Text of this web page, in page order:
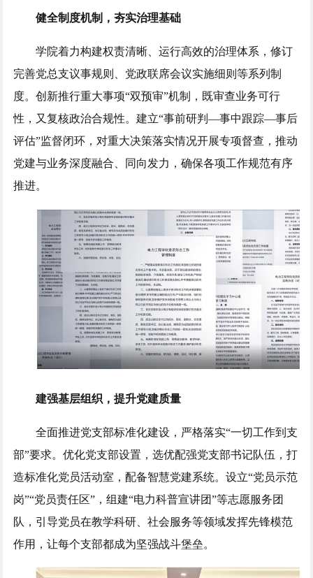
健全制度机制，夯实治理基础
学院着力构建权责清晰、运行高效的治理体系，修订
完善党总支议事规则、党政联席会议实施细则等系列制
度。创新推行重大事项“双预审”机制，既审查业务可行
性，又复核政治合规性。建立“事前研判—事中跟踪—事后
评估”监督闭环，对重大决策落实情况开展专项督查，推动
党建与业务深度融合、同向发力，确保各项工作规范有序
推进。
建强基层组织，提升党建质量
全面推进党支部标准化建设，严格落实“一切工作到支
部”要求。优化党支部设置，选优配强党支部书记队伍，打
造标准化党员活动室，配备智慧党建系统。设立“党员示范
岗”“党员责任区”，组建“电力科普宣讲团”等志愿服务团
队，引导党员在教学科研、社会服务等领域发挥先锋模范
作用，让每个支部都成为坚强战斗堡垒。